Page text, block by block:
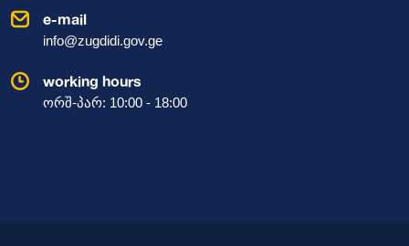
e-mail
info@zugdidi.gov.ge
working hours
ორშ-პარ: 10:00 - 18:00